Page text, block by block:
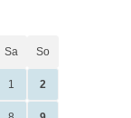
Sa So
1 2